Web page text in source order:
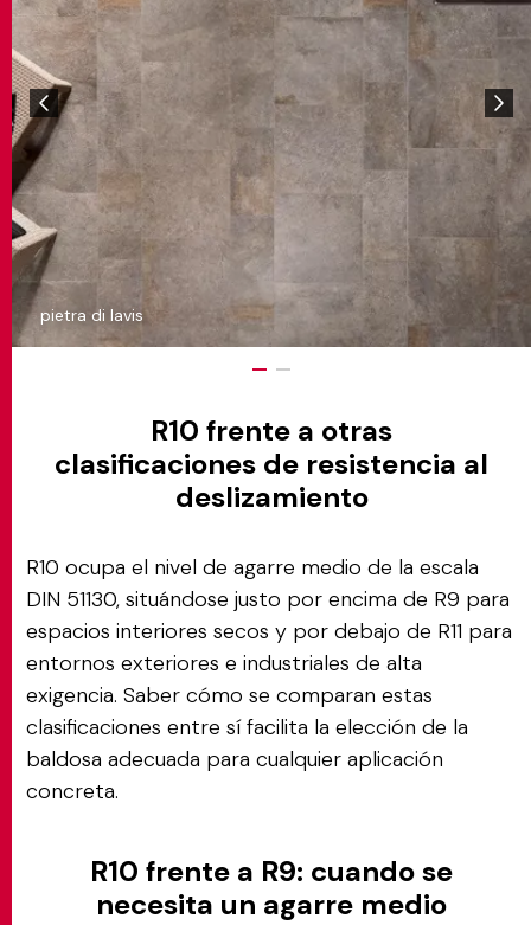
pietra di lavis
R10 frente a otras
clasificaciones de resistencia al
deslizamiento
R10 ocupa el nivel de agarre medio de la escala
DIN 51130, situándose justo por encima de R9 para
espacios interiores secos y por debajo de R11 para
entornos exteriores e industriales de alta
exigencia. Saber cómo se comparan estas
clasificaciones entre sí facilita la elección de la
baldosa adecuada para cualquier aplicación
concreta.
R10 frente a R9: cuando se
necesita un agarre medio